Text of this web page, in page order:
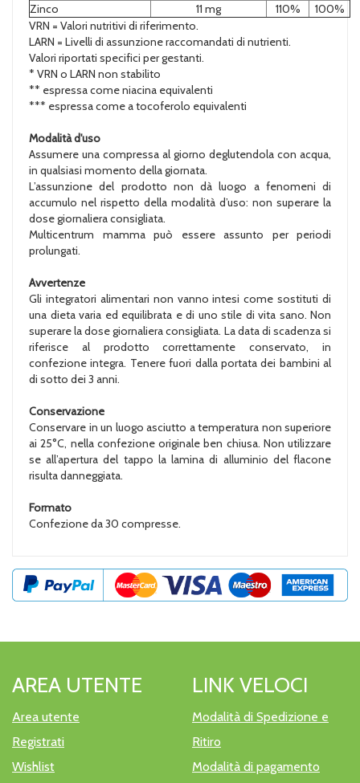
Zinco
11 mg 110%
100%
VRN = Valori nutritivi di riferimento.
LARN = Livelli di assunzione raccomandati di nutrienti.
Valori riportati specifici per gestanti.
* VRN o LARN non stabilito
** espressa come niacina equivalenti
*** espressa come a tocoferolo equivalenti
Modalità d'uso
Assumere una compressa al giorno deglutendola con acqua,
in qualsiasi momento della giornata.
L’assunzione del prodotto non dà luogo a fenomeni di
accumulo nel rispetto della modalità d’uso: non superare la
dose giornaliera consigliata.
Multicentrum mamma può essere assunto per periodi
prolungati.
Avvertenze
Gli integratori alimentari non vanno intesi come sostituti di
una dieta varia ed equilibrata e di uno stile di vita sano. Non
superare la dose giornaliera consigliata. La data di scadenza si
riferisce al prodotto correttamente conservato, in
confezione integra. Tenere fuori dalla portata dei bambini al
di sotto dei 3 anni.
Conservazione
Conservare in un luogo asciutto a temperatura non superiore
ai 25°C, nella confezione originale ben chiusa. Non utilizzare
se all’apertura del tappo la lamina di alluminio del flacone
risulta danneggiata.
Formato
Confezione da 30 compresse.
AREA UTENTE
Area utente
Registrati
Wishlist
LINK VELOCI
Modalità di Spedizione e
Ritiro
Modalità di pagamento